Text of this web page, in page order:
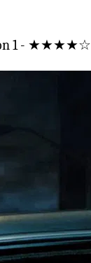
1 - ★★★★☆